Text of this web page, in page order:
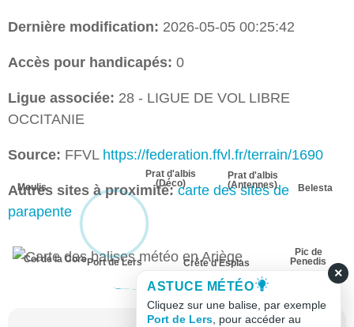
Dernière modification: 2026-05-05 00:25:42
Accès pour handicapés: 0
Ligue associée: 28 - LIGUE DE VOL LIBRE
OCCITANIE
Source: FFVL https://federation.ffvl.fr/terrain/1690
Autres sites à proximité: carte des sites de
parapente
Prat d'albis
(Déco)
Prat d'albis
(Antennes)
Belesta
Port de Lers Crête d'Esplas
Moulis
Col de la Core
Pic de
Penedis
×
ASTUCE MÉTÉO
Cliquez sur une balise, par exemple
Port de Lers, pour accéder au